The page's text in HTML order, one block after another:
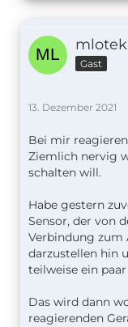
Gast
13. Dezember 2021
Bei mir
Ziemlich nervig
schalten will.
Habe gestern
Sensor, der von
Verbindung zum
darzustellen hin
teilweise ein
Das wird dann
reagierenden